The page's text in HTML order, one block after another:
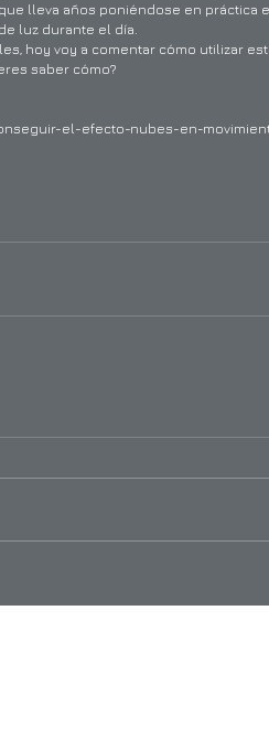
lleva años poniéndose en práctica
luz durante el día.
hoy voy a comentar cómo utilizar
saber cómo?
el-efecto-nubes-en-